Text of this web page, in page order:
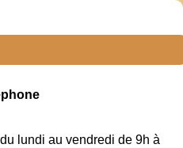
lundi au vendredi de 9h à